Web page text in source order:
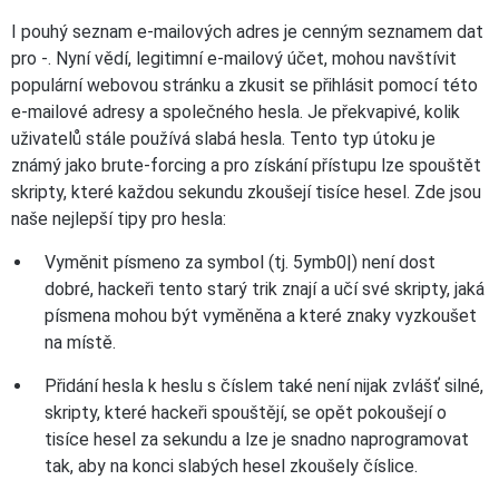
I pouhý seznam e-mailových adres je cenným seznamem dat
pro -. Nyní vědí, legitimní e-mailový účet, mohou navštívit
populární webovou stránku a zkusit se přihlásit pomocí této
e-mailové adresy a společného hesla. Je překvapivé, kolik
uživatelů stále používá slabá hesla. Tento typ útoku je
známý jako brute-forcing a pro získání přístupu lze spouštět
skripty, které každou sekundu zkoušejí tisíce hesel. Zde jsou
naše nejlepší tipy pro hesla:
Vyměnit písmeno za symbol (tj. 5ymb0|) není dost
dobré, hackeři tento starý trik znají a učí své skripty, jaká
písmena mohou být vyměněna a které znaky vyzkoušet
na místě.
Přidání hesla k heslu s číslem také není nijak zvlášť silné,
skripty, které hackeři spouštějí, se opět pokoušejí o
tisíce hesel za sekundu a lze je snadno naprogramovat
tak, aby na konci slabých hesel zkoušely číslice.